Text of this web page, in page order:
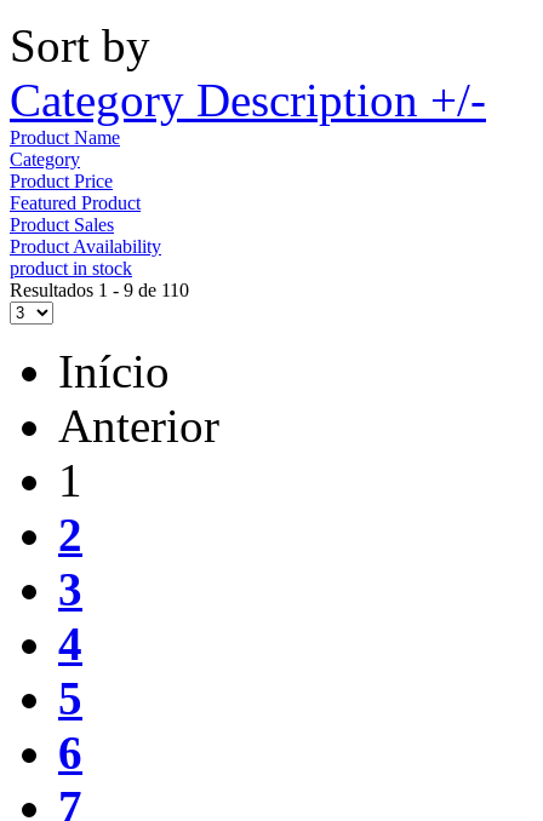
Sort by
Category Description +/-
Product Name
Category
Product Price
Featured Product
Product Sales
Product Availability
product in stock
Resultados 1 - 9 de 110
Início
Anterior
1
2
3
4
5
6
7